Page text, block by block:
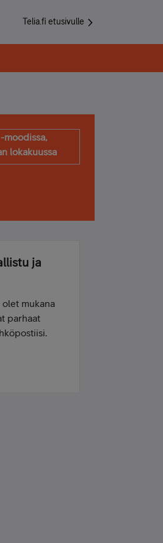
Telia.fi etusivulle
moodissa,
lokakuussa
ja
mukana
parhaat